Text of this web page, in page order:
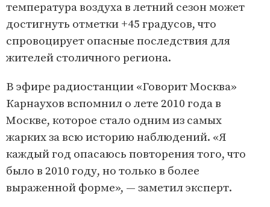
температура воздуха в летний сезон может
достигнуть отметки +45 градусов, что
спровоцирует опасные последствия для
жителей столичного региона.
В эфире радиостанции «Говорит Москва»
Карнаухов вспомнил о лете 2010 года в
Москве, которое стало одним из самых
жарких за всю историю наблюдений. «Я
каждый год опасаюсь повторения того, что
было в 2010 году, но только в более
выраженной форме», — заметил эксперт.